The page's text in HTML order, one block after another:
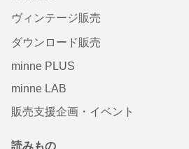
ヴィンテージ販売
ダウンロード販売
minne PLUS
minne LAB
販売支援企画・イベント
読みもの